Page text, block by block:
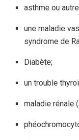
asthme ou
une maladie
syndrome de
Diabète;
un trouble
maladie rénale